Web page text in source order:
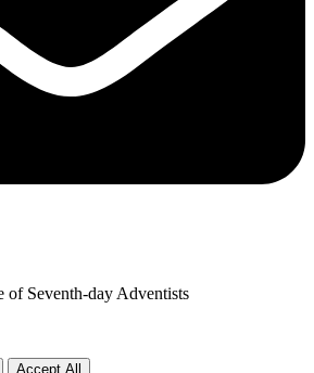
of Seventh-day Adventists
Accept All